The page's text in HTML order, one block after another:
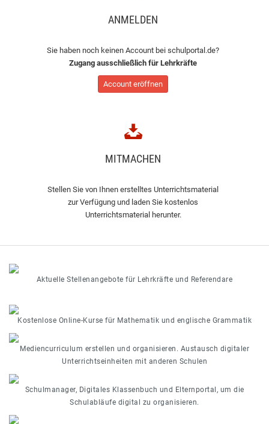
ANMELDEN
Sie haben noch keinen Account bei schulportal.de?
Zugang ausschließlich für Lehrkräfte
Account eröffnen
MITMACHEN
Stellen Sie von Ihnen erstelltes Unterrichtsmaterial
zur Verfügung und laden Sie kostenlos
Unterrichtsmaterial herunter.
Aktuelle Stellenangebote für Lehrkräfte und Referendare
Kostenlose Online-Kurse für Mathematik und englische Grammatik
Mediencurriculum erstellen und organisieren. Austausch digitaler
Unterrichtseinheiten mit anderen Schulen
Schulmanager, Digitales Klassenbuch und Elternportal, um die
Schulabläufe digital zu organisieren.